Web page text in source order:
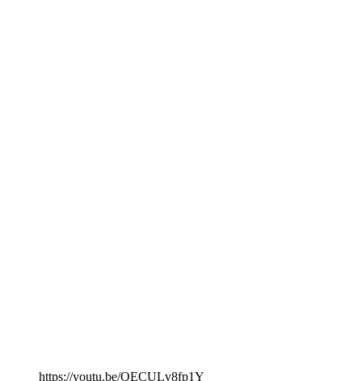
https://youtu.be/QECULv8fp1Y